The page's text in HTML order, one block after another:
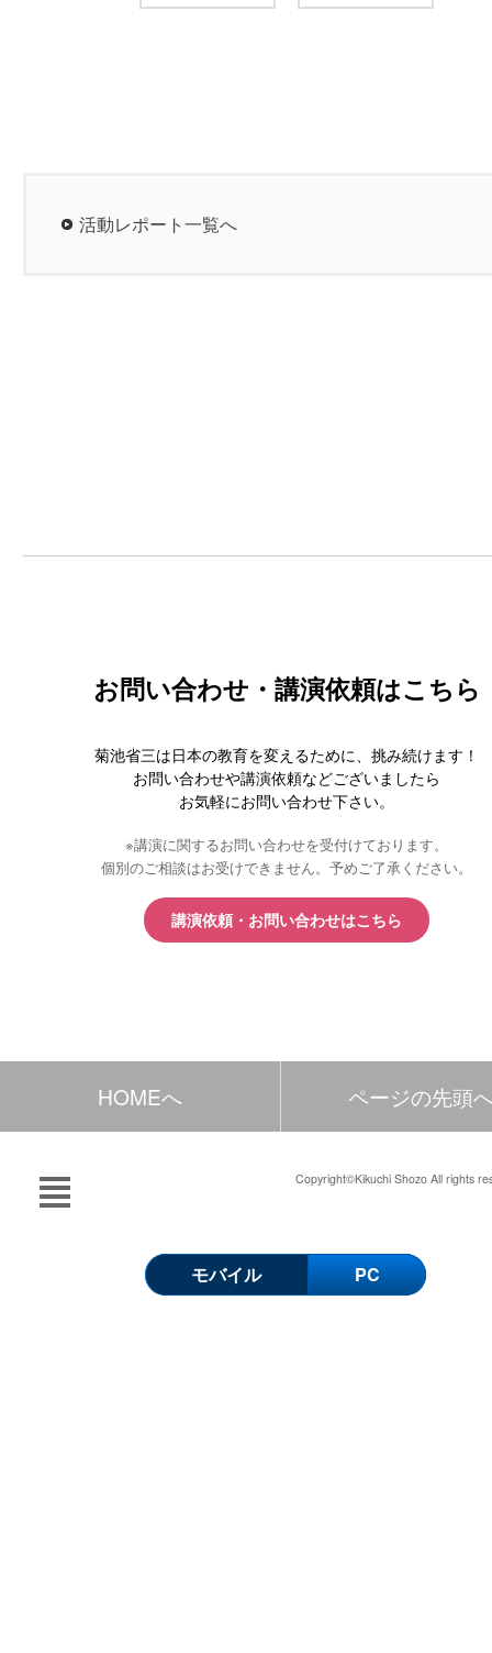
活動レポート一覧へ
お問い合わせ・講演依頼はこちら
菊池省三は日本の教育を変えるために、挑み続けます！
お問い合わせや講演依頼などございましたら
お気軽にお問い合わせ下さい。
※講演に関するお問い合わせを受付けております。
個別のご相談はお受けできません。予めご了承ください。
講演依頼・お問い合わせはこちら
HOMEへ ページの先頭
Copyright©Kikuchi Shozo All rights
モバイル PC